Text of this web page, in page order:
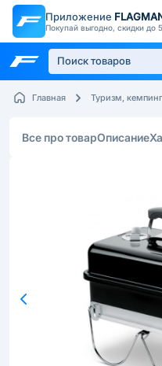
Приложение
Покупай выгодно, скидки до
Главная Туризм, кемпинг
Все про товарОписание